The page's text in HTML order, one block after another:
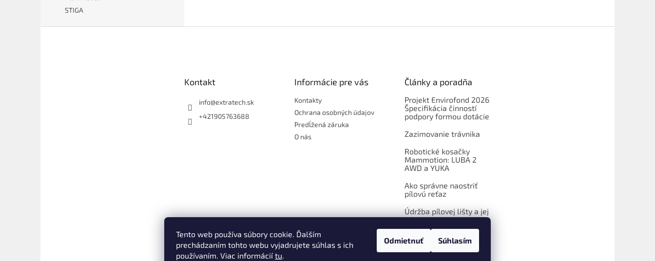
Tento web používa súbory cookie. Ďalším
prechádzaním tohto webu vyjadrujete súhlas s ich
používaním. Viac informáciítu.
Odmietnuť Súhlasím
STIGA
Kontakt
info@extratech.sk
+421905763688
Informácie pre vás
Kontakty
Ochrana osobných údajov
Predĺžená záruka
O nás
Články a poradňa
Projekt Envirofond 2026
Špecifikácia činností
podpory formou dotácie
Zazimovanie trávnika
Robotické kosačky
Mammotion: LUBA 2
AWD a YUKA
Ako správne naostriť
pílovú reťaz
Údržba pílovej lišty a jej
výmena
ARCHÍV